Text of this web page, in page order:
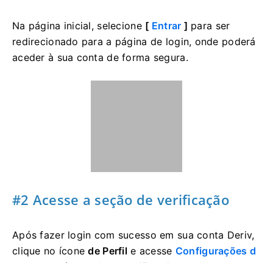
Na página inicial, selecione [ Entrar ] para ser
redirecionado para a página de login, onde poderá
aceder à sua conta de forma segura.
#2 Acesse a seção de verificação
Após fazer login com sucesso em sua conta Deriv,
clique no íconede Perfil e acesse Configurações d